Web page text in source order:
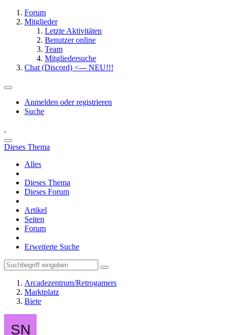
Forum
Mitglieder
Letzte Aktivitäten
Benutzer online
Team
Mitgliedersuche
Chat (Discord) <--- NEU!!!
Anmelden oder registrieren
Suche
Dieses Thema
Alles
Dieses Thema
Dieses Forum
Artikel
Seiten
Forum
Erweiterte Suche
Arcadezentrum/Retrogamers
Marktplatz
Biete